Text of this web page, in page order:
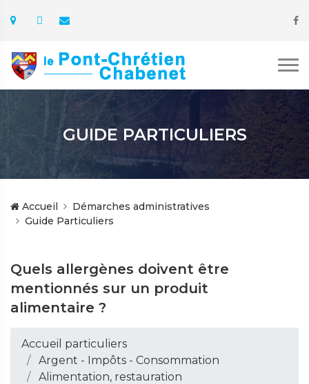
GUIDE PARTICULIERS
Accueil
Démarches administratives
Guide Particuliers
Quels allergènes doivent être
mentionnés sur un produit
alimentaire ?
Accueil particuliers
Argent - Impôts - Consommation
Alimentation, restauration